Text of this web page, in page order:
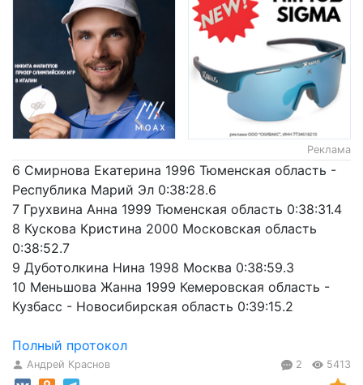
Реклама
6 Смирнова Екатерина 1996 Тюменская область -
Республика Марий Эл 0:38:28.6
7 Грухвина Анна 1999 Тюменская область 0:38:31.4
8 Кускова Кристина 2000 Московская область
0:38:52.7
9 Дуботолкина Нина 1998 Москва 0:38:59.3
10 Меньшова Жанна 1999 Кемеровская область -
Кузбасс - Новосибирская область 0:39:15.2
Полный протокол
Андрей Краснов 2 5413